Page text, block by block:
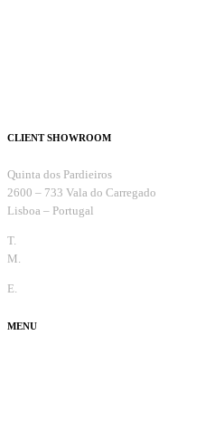
CLIENT SHOWROOM
Quinta dos Pardieiros
2600 – 733 Vala do Carregado
Lisboa – Portugal
T.
M.
E.
MENU